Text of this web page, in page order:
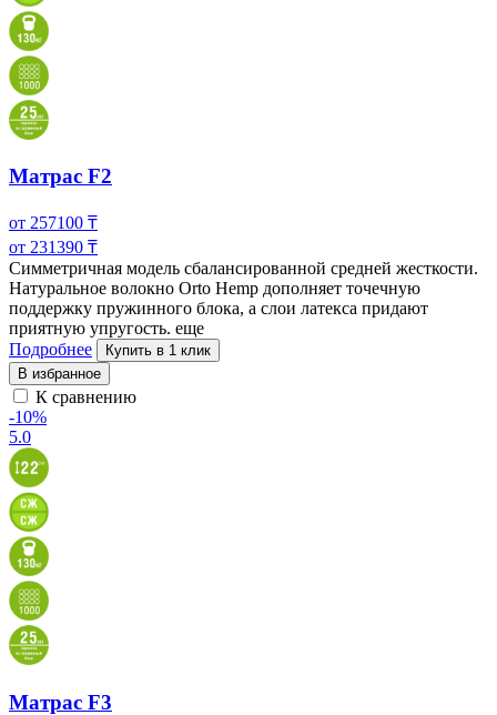
Матрас F2
от 257100 ₸
от 231390 ₸
Симметричная модель сбалансированной средней жесткости.
Натуральное волокно Orto Hemp дополняет точечную
поддержку пружинного блока, а слои латекса придают
приятную упругость. еще
Подробнее
Купить в 1 клик
В избранное
К сравнению
-10%
5.0
Матрас F3